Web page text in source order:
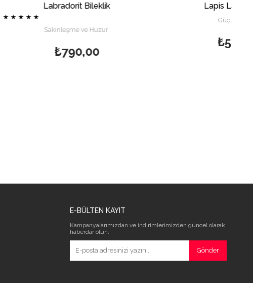
Lapis Lazuli Bileklik
E-BÜLTEN KAYIT
Kampanyalarımızdan ve indirimlerimizden güncel olarak
haberdar olun.
Gönder